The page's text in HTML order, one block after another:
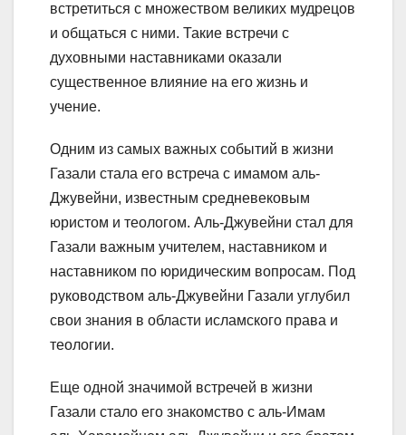
встретиться с множеством великих мудрецов
и общаться с ними. Такие встречи с
духовными наставниками оказали
существенное влияние на его жизнь и
учение.
Одним из самых важных событий в жизни
Газали стала его встреча с имамом аль-
Джувейни, известным средневековым
юристом и теологом. Аль-Джувейни стал для
Газали важным учителем, наставником и
наставником по юридическим вопросам. Под
руководством аль-Джувейни Газали углубил
свои знания в области исламского права и
теологии.
Еще одной значимой встречей в жизни
Газали стало его знакомство с аль-Имам